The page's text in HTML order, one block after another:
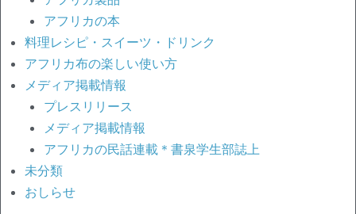
アフリカの本
料理レシピ・スイーツ・ドリンク
アフリカ布の楽しい使い方
メディア掲載情報
プレスリリース
メディア掲載情報
アフリカの民話連載＊書泉学生部誌上
未分類
おしらせ